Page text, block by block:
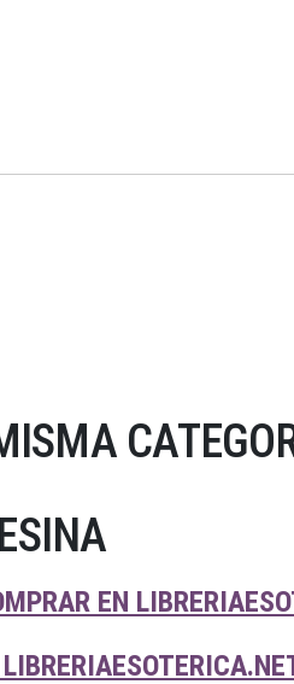
EN